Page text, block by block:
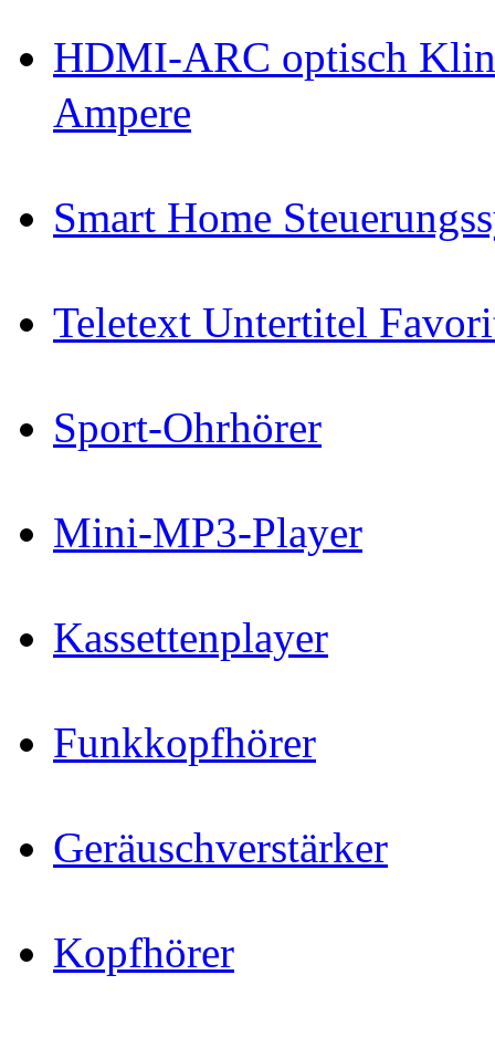
HDMI-ARC optisch
Ampere
Smart Home
Teletext Untertitel
Sport-Ohrhörer
Mini-MP3-Player
Kassettenplayer
Funkkopfhörer
Geräuschverstärker
Kopfhörer